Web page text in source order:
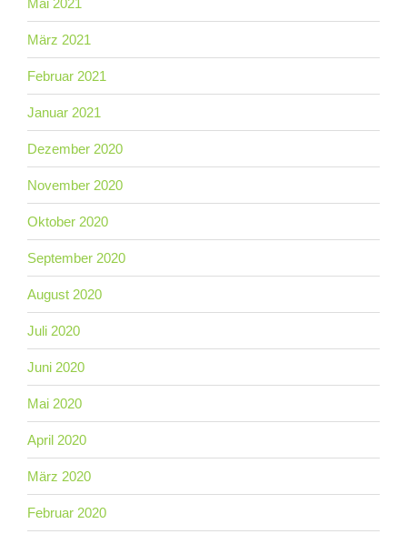
März 2021
Februar 2021
Januar 2021
Dezember 2020
November 2020
Oktober 2020
September 2020
August 2020
Juli 2020
Juni 2020
Mai 2020
April 2020
März 2020
Februar 2020